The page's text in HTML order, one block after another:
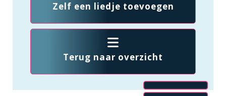
Zelf een liedje toevoegen
Terug naar overzicht